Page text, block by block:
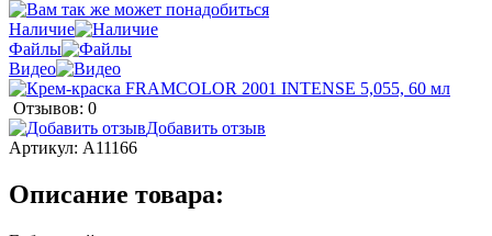
Наличие
Файлы
Видео
Отзывов: 0
Добавить отзыв
Артикул: A11166
Описание товара: